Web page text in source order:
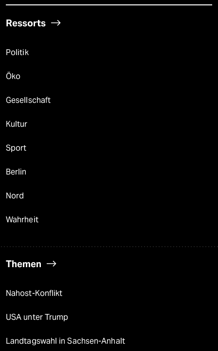
Ressorts
Politik
Öko
Gesellschaft
Kultur
Sport
Berlin
Nord
Wahrheit
Themen
Nahost-Konflikt
USA unter Trump
Landtagswahl in Sachsen-Anhalt